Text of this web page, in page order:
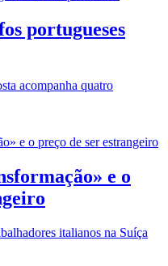
portugueses
acompanha quatro
e o
italianos na Suíça